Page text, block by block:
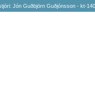
Jón Guðbjörn Guðjónsson - kt-